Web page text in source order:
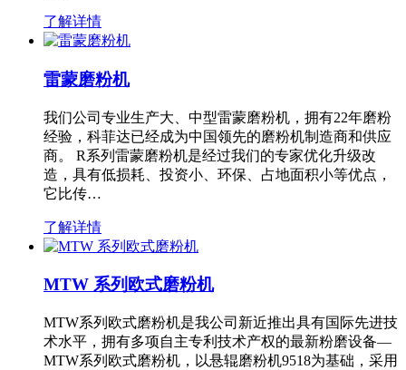
了解详情
雷蒙磨粉机
我们公司专业生产大、中型雷蒙磨粉机，拥有22年磨粉
经验，科菲达已经成为中国领先的磨粉机制造商和供应
商。 R系列雷蒙磨粉机是经过我们的专家优化升级改
造，具有低损耗、投资小、环保、占地面积小等优点，
它比传…
了解详情
MTW 系列欧式磨粉机
MTW系列欧式磨粉机是我公司新近推出具有国际先进技
术水平，拥有多项自主专利技术产权的最新粉磨设备—
MTW系列欧式磨粉机，以悬辊磨粉机9518为基础，采用